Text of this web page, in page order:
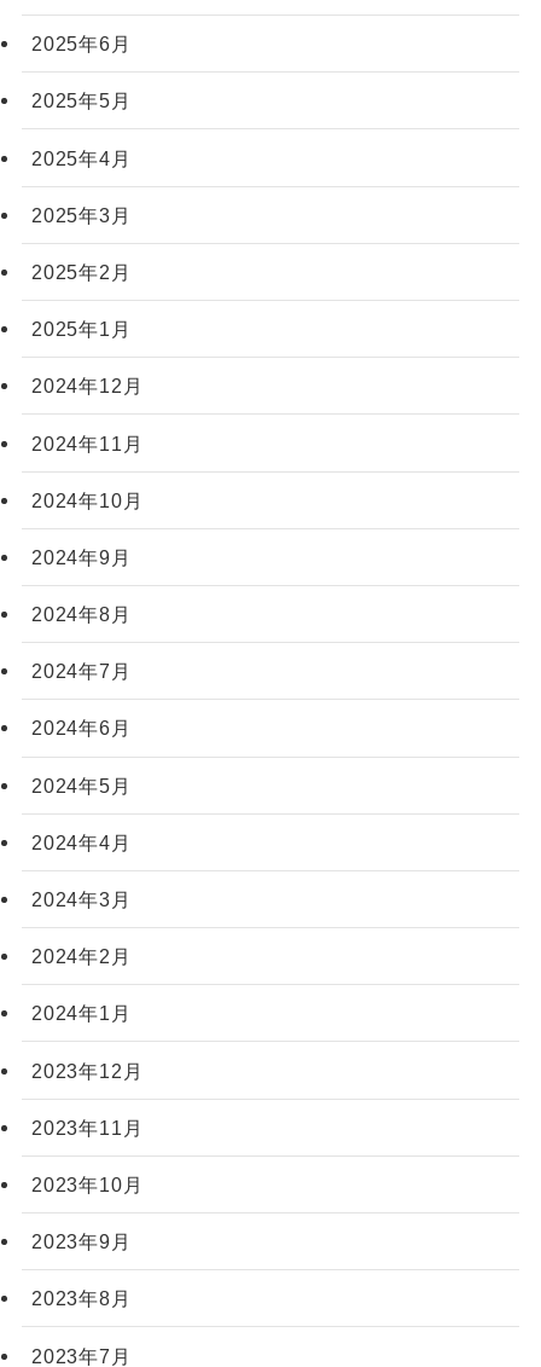
2025年6月
2025年5月
2025年4月
2025年3月
2025年2月
2025年1月
2024年12月
2024年11月
2024年10月
2024年9月
2024年8月
2024年7月
2024年6月
2024年5月
2024年4月
2024年3月
2024年2月
2024年1月
2023年12月
2023年11月
2023年10月
2023年9月
2023年8月
2023年7月